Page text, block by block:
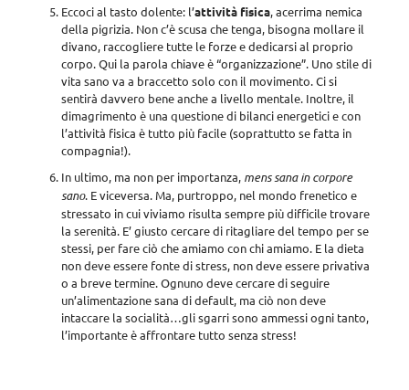
Eccoci al tasto dolente: l’attività fisica, acerrima nemica
della pigrizia. Non c’è scusa che tenga, bisogna mollare il
divano, raccogliere tutte le forze e dedicarsi al proprio
corpo. Qui la parola chiave è “organizzazione”. Uno stile di
vita sano va a braccetto solo con il movimento. Ci si
sentirà davvero bene anche a livello mentale. Inoltre, il
dimagrimento è una questione di bilanci energetici e con
l’attività fisica è tutto più facile (soprattutto se fatta in
compagnia!).
In ultimo, ma non per importanza, mens sana in corpore
sano. E viceversa. Ma, purtroppo, nel mondo frenetico e
stressato in cui viviamo risulta sempre più difficile trovare
la serenità. E’ giusto cercare di ritagliare del tempo per se
stessi, per fare ciò che amiamo con chi amiamo. E la dieta
non deve essere fonte di stress, non deve essere privativa
o a breve termine. Ognuno deve cercare di seguire
un’alimentazione sana di default, ma ciò non deve
intaccare la socialità…gli sgarri sono ammessi ogni tanto,
l’importante è affrontare tutto senza stress!